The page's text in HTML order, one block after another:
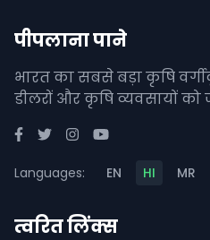
पीपलाना पाने
भारत का सबसे बड़ा कृषि
डीलरों और कृषि व्यवसायों को
Languages: EN HI MR
त्वरित लिंक्स